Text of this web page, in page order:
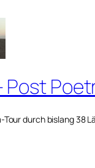
Post
durch bislang 38